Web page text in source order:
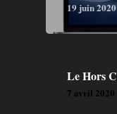
19 juin 2020
Le Hors
7 avril 2020